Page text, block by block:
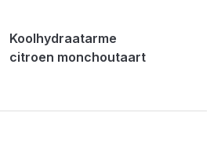
Koolhydraatarme
citroen monchoutaart